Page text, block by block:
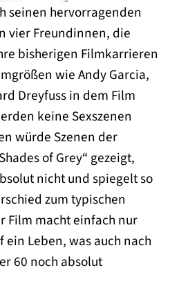
seinen hervorragenden
vier Freundinnen, die
bisherigen Filmkarrieren
wie Andy Garcia,
Dreyfuss in dem Film
keine Sexszenen
würde Szenen der
of Grey“ gezeigt,
nicht und spiegelt so
zum typischen
Film macht einfach nur
Leben, was auch nach
60 noch absolut